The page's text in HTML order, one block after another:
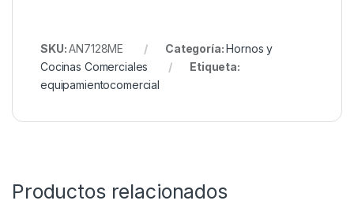
SKU:AN7128ME Categoría:Hornos y
Cocinas Comerciales
Etiqueta:
equipamientocomercial
Productos relacionados